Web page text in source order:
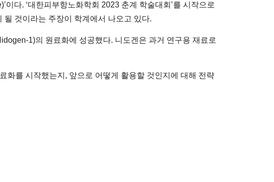
다. ‘대한피부항노화학회 2023 춘계 학술대회’를 시작으로
것이라는 주장이 학계에서 나오고 있다.
1)의 원료화에 성공했다. 니도겐은 과거 연구용 재료로
화를 시작했는지, 앞으로 어떻게 활용할 것인지에 대해 전략